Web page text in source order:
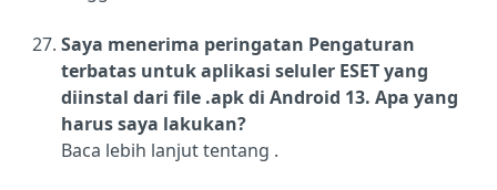
Saya menerima peringatan Pengaturan
terbatas untuk aplikasi seluler ESET yang
diinstal dari file .apk di Android 13. Apa yang
harus saya lakukan?
Baca lebih lanjut tentang .